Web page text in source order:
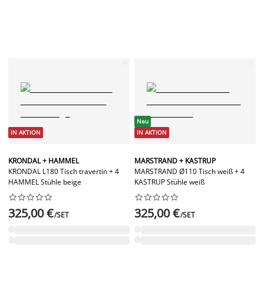
IN AKTION
KRONDAL + HAMMEL
KRONDAL L180 Tisch travertin + 4
HAMMEL Stühle beige






325,00 €/SET
Neu
IN AKTION
MARSTRAND + KASTRUP
MARSTRAND Ø110 Tisch weiß + 4
KASTRUP Stühle weiß






325,00 €/SET